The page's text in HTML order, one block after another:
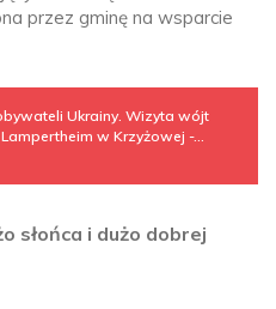
przez gminę na wsparcie
Ukrainy. Wizyta wójt
w Krzyżowej -...
słońca i dużo dobrej